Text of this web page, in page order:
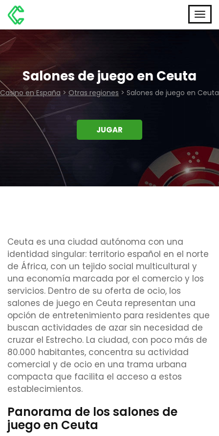
Salones de juego en Ceuta
Casino en España > Otras regiones > Salones de juego en Ceuta
JUGAR
Ceuta es una ciudad autónoma con una
identidad singular: territorio español en el norte
de África, con un tejido social multicultural y
una economía marcada por el comercio y los
servicios. Dentro de su oferta de ocio, los
salones de juego en Ceuta representan una
opción de entretenimiento para residentes que
buscan actividades de azar sin necesidad de
cruzar el Estrecho. La ciudad, con poco más de
80.000 habitantes, concentra su actividad
comercial y de ocio en una trama urbana
compacta que facilita el acceso a estos
establecimientos.
Panorama de los salones de
juego en Ceuta